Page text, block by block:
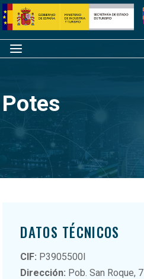
Saltar
al
contenido
Inicio
Menú
Potes
DATOS TÉCNICOS
CIF: P3905500I
Dirección: Pob. San Roque, 7